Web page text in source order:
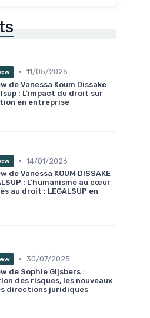
• 11/05/2026
de Vanessa Koum Dissake
: L'impact du droit sur
en entreprise
• 14/01/2026
de Vanessa KOUM DISSAKE
: L'humanisme au cœur
au droit : LEGALSUP en
• 30/07/2025
de Sophie Gijsbers :
des risques, les nouveaux
directions juridiques